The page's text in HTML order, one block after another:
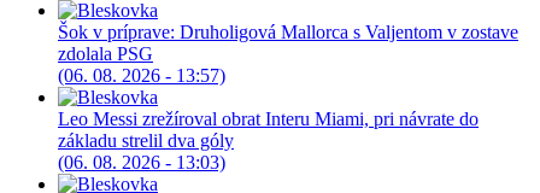
Šok v príprave: Druholigová Mallorca s Valjentom v zostave
zdolala PSG
(06. 08. 2026 - 13:57)
Leo Messi zrežíroval obrat Interu Miami, pri návrate do
základu strelil dva góly
(06. 08. 2026 - 13:03)